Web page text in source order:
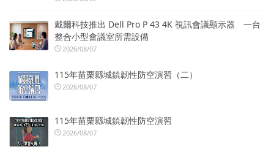
戴爾科技推出 Dell Pro P 43 4K 視訊會議顯示器 一台
整合小型會議室所需設備
2026/08/07
115年苗栗縣城鎮韌性防空演習（二）
2026/08/07
115年苗栗縣城鎮韌性防空演習
2026/08/07